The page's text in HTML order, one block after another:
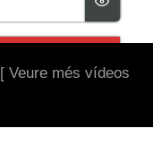
[ Veure més vídeos